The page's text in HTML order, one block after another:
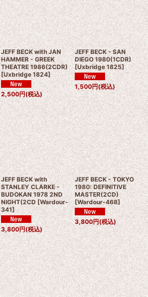
JEFF BECK with JAN
HAMMER - GREEK
THEATRE 1986(2CDR)
[Uxbridge 1824]
2,500円(税込)
JEFF BECK - SAN
DIEGO 1980(1CDR)
[Uxbridge 1825]
1,500円(税込)
JEFF BECK with
STANLEY CLARKE -
BUDOKAN 1978 2ND
NIGHT(2CD [Wardour-
341]
3,800円(税込)
JEFF BECK - TOKYO
1980: DEFINITIVE
MASTER(2CD)
[Wardour-468]
3,800円(税込)